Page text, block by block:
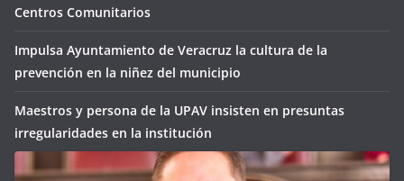
Centros Comunitarios
Impulsa Ayuntamiento de Veracruz la cultura de la
prevención en la niñez del municipio
Maestros y persona de la UPAV insisten en presuntas
irregularidades en la institución